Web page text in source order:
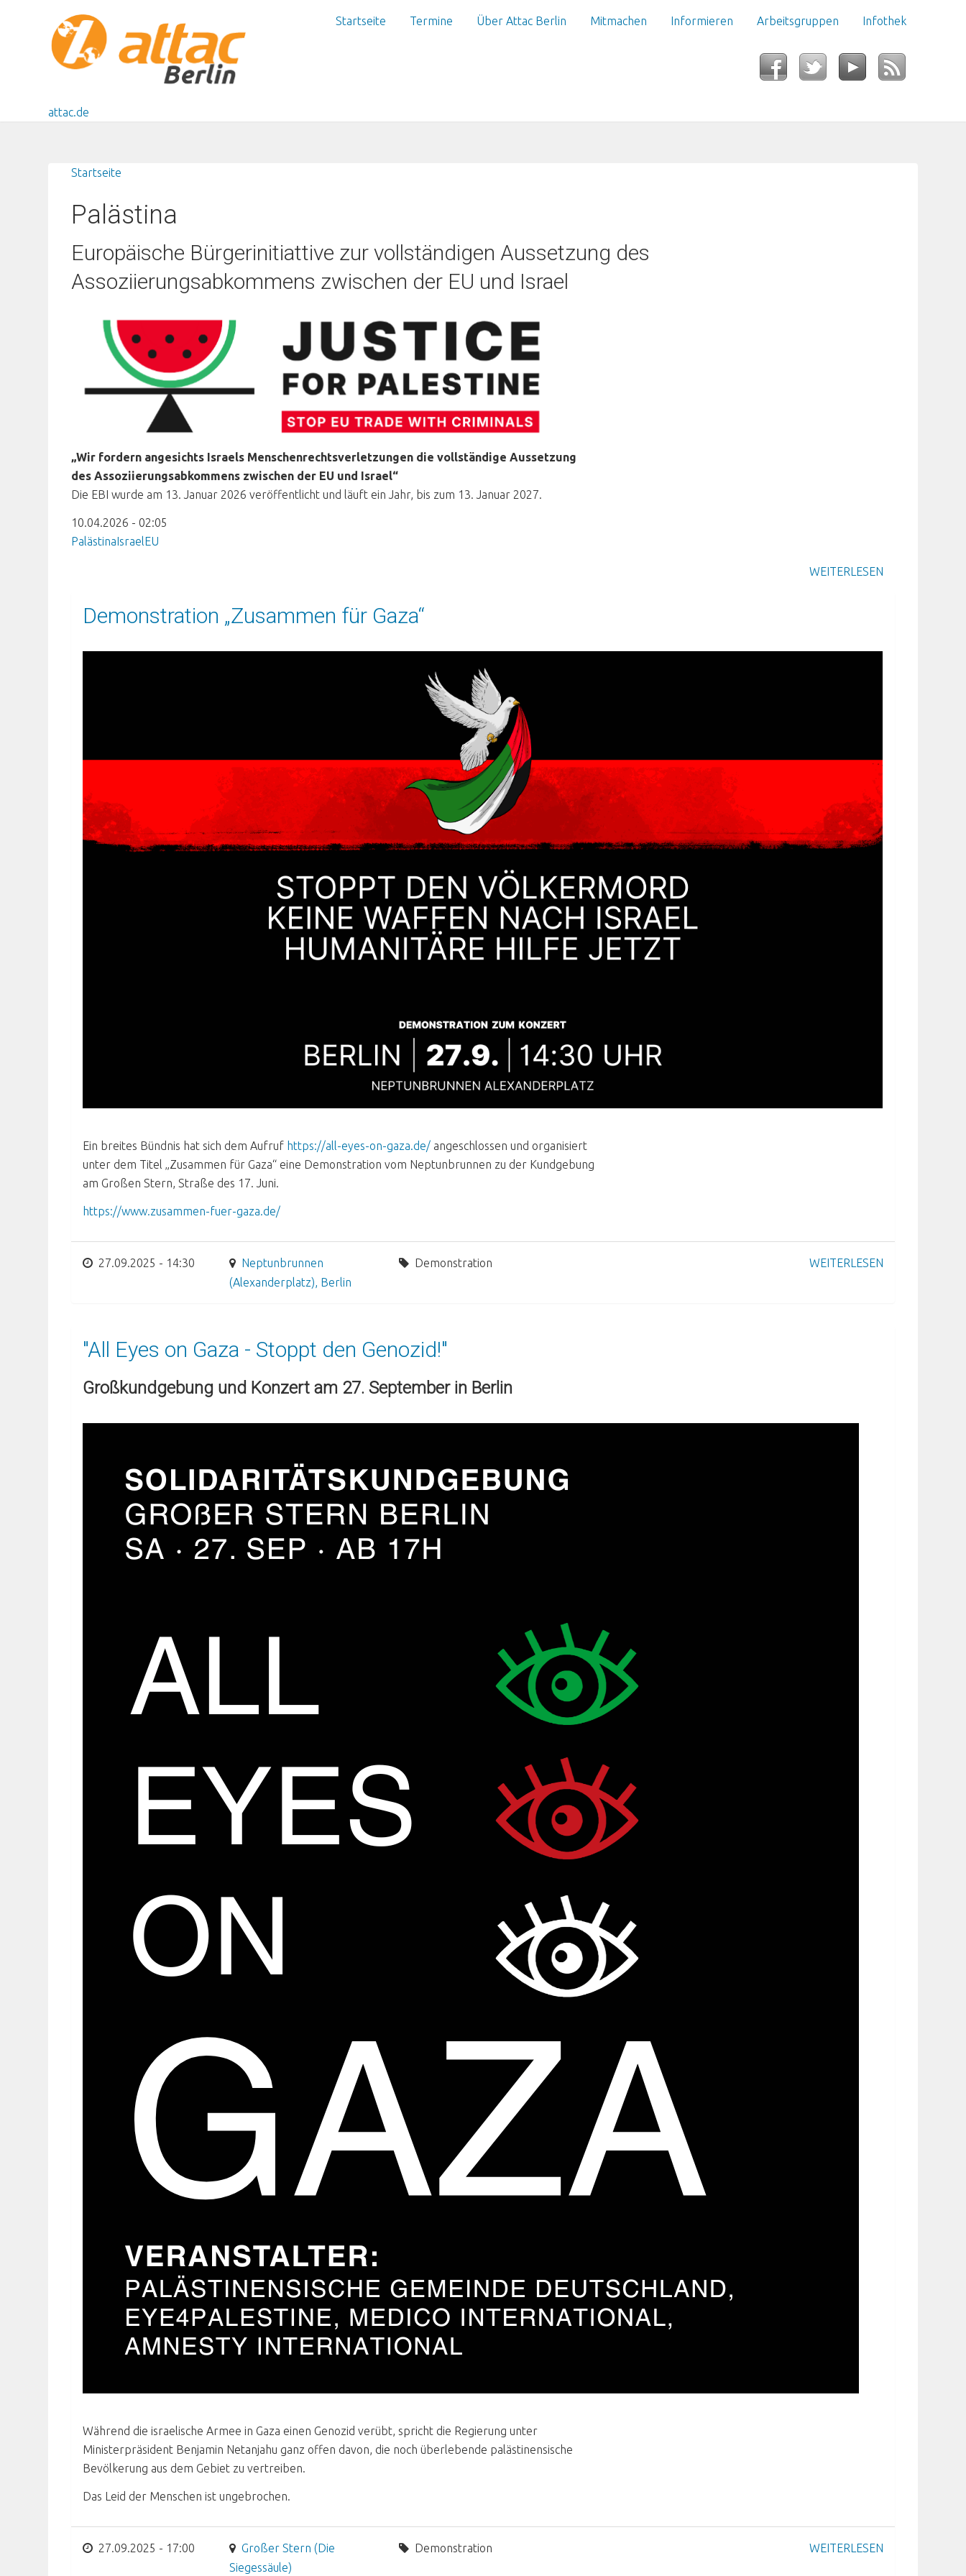
attac.de
Startseite Termine Über Attac Berlin Mitmachen Informieren Arbeitsgruppen Infothek
Startseite
Palästina
Europäische Bürgerinitiattive zur vollständigen Aussetzung des
Assoziierungsabkommens zwischen der EU und Israel
„Wir fordern angesichts Israels Menschenrechtsverletzungen die vollständige Aussetzung
des Assoziierungsabkommens zwischen der EU und Israel“
Die EBI wurde am 13. Januar 2026 veröffentlicht und läuft ein Jahr, bis zum 13. Januar 2027.
10.04.2026 - 02:05
PalästinaIsrael EU
WEITERLESEN
Demonstration „Zusammen für Gaza“
Ein breites Bündnis hat sich dem Aufruf https://all-eyes-on-gaza.de/ angeschlossen und organisiert
unter dem Titel „Zusammen für Gaza“ eine Demonstration vom Neptunbrunnen zu der Kundgebung
am Großen Stern, Straße des 17. Juni.
https://www.zusammen-fuer-gaza.de/
27.09.2025 - 14:30
Neptunbrunnen
(Alexanderplatz), Berlin
Demonstration WEITERLESEN
"All Eyes on Gaza - Stoppt den Genozid!"
Großkundgebung und Konzert am 27. September in Berlin
Während die israelische Armee in Gaza einen Genozid verübt, spricht die Regierung unter
Ministerpräsident Benjamin Netanjahu ganz offen davon, die noch überlebende palästinensische
Bevölkerung aus dem Gebiet zu vertreiben.
Das Leid der Menschen ist ungebrochen.
27.09.2025 - 17:00
Großer Stern (Die
Siegessäule)
Demonstration WEITERLESEN